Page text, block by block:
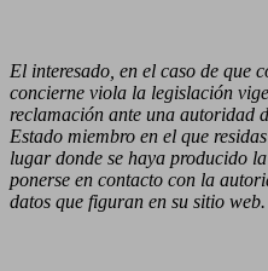
El interesado, en el caso de que
concierne viola la legislación
reclamación ante una autoridad
Estado miembro en el que
lugar donde se haya producido
ponerse en contacto con la
datos que figuran en su sitio web.